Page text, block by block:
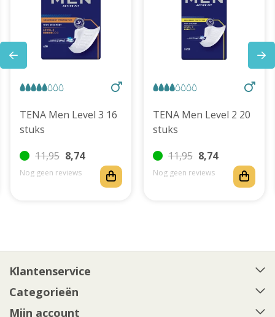
TENA Men Level 3 16
stuks
11,95 8,74
Nog geen reviews
TENA Men Level 2 20
stuks
11,95 8,74
Nog geen reviews
Klantenservice
Categorieën
Mijn account